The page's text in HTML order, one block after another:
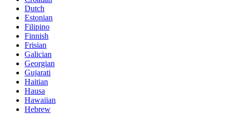
Dutch
Estonian
Filipino
Finnish
Frisian
Galician
Georgian
Gujarati
Haitian
Hausa
Hawaiian
Hebrew